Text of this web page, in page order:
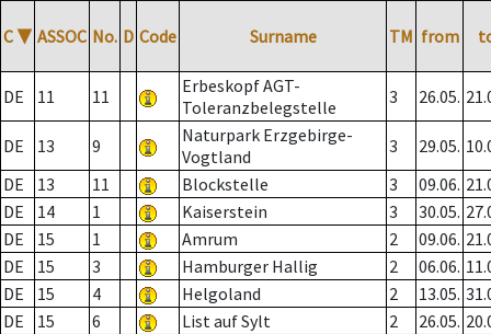
C ▼ ASSOC No. D Code Surname TM from
DE 11 11
Erbeskopf AGT-
Toleranzbelegstelle
3 26.05.
DE 13 9
Naturpark Erzgebirge-
Vogtland
3 29.05.
DE
13 11 Blockstelle 3 09.06.
DE
14 1 Kaiserstein 3 30.05.
DE
15 1 Amrum 2 09.06.
DE
15 3 Hamburger Hallig 2 06.06.
DE
15 4 Helgoland 2 13.05.
DE
15 6 List auf Sylt 2 26.05.